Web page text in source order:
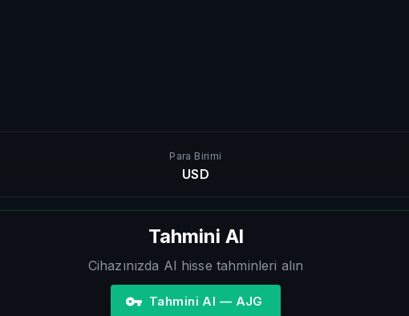
Para Birimi
USD
Tahmini Al
Cihazınızda AI hisse tahminleri alın
Tahmini Al — AJG